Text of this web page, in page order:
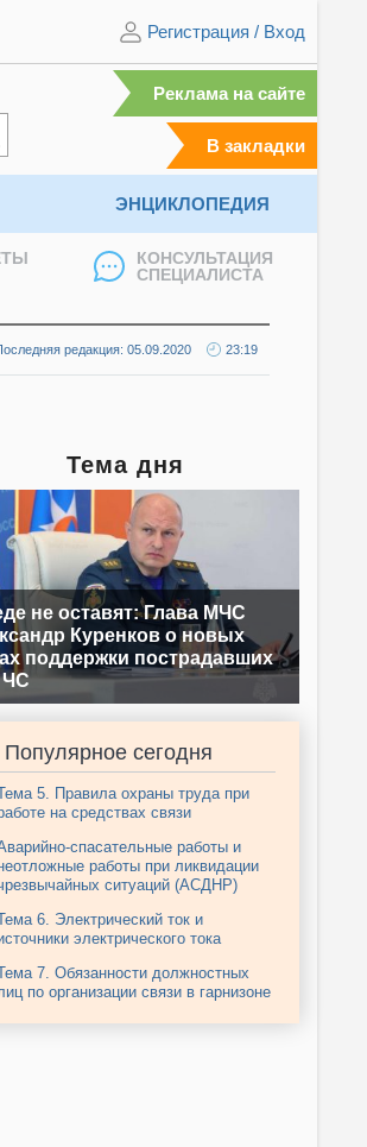
Регистрация / Вход
Реклама на сайте
В закладки
ЭНЦИКЛОПЕДИЯ
КОНСУЛЬТАЦИЯ
СПЕЦИАЛИСТА
редакция: 05.09.2020 23:19
Тема дня
не оставят: Глава МЧС
Куренков о новых
поддержки пострадавших
ЧС
Популярное сегодня
5. Правила охраны труда при
на средствах связи
спасательные работы и
работы при ликвидации
ситуаций (АСДНР)
6. Электрический ток и
электрического тока
7. Обязанности должностных
по организации связи в гарнизоне